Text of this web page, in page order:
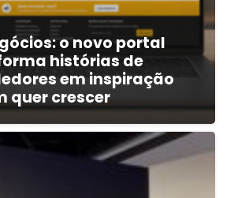
o novo portal
histórias de
em inspiração
quer crescer